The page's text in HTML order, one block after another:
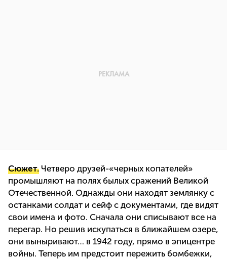
Сюжет. Четверо друзей-«черных копателей»
промышляют на полях былых сражений Великой
Отечественной. Однажды они находят землянку с
останками солдат и сейф с документами, где видят
свои имена и фото. Сначала они списывают все на
перегар. Но решив искупаться в ближайшем озере,
они выныривают… в 1942 году, прямо в эпицентре
войны. Теперь им предстоит пережить бомбежки,